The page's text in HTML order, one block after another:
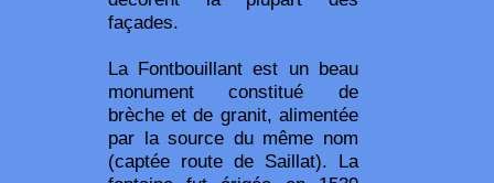
façades.
La Fontbouillant est un beau
monument constitué de
brèche et de granit, alimentée
par la source du même nom
(captée route de Saillat). La